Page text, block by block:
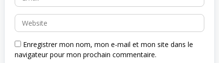
Enregistrer mon nom, mon e-mail et mon site dans le
navigateur pour mon prochain commentaire.